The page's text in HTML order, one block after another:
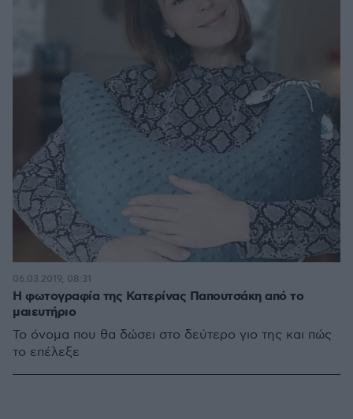
Η φωτογραφία της Κατερίνας Παπουτσάκη από το
μαιευτήριο
Το όνομα που θα δώσει στο δεύτερο γιο της και πώς
το επέλεξε
06.03.2019, 08:31